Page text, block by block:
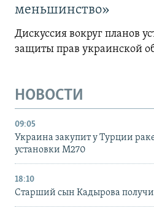
меньшинство»
Дискуссия вокруг планов
защиты прав украинской
НОВОСТИ
09:05
Украина закупит у Турции
установки M270
18:10
Старший сын Кадырова